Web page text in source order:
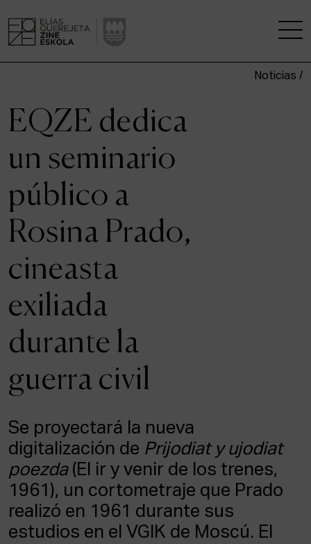
CENTRO DE INVESTIGACIÓN
ESTUDIOS
KINOFABRIKA
COMUNIDAD
LA CASA DEL CINE
ACTUALIDAD
Intranet
EUS ESP
Noticias /
EQZE dedica
un seminario
público a
Rosina Prado,
cineasta
exiliada
durante la
guerra civil
Se proyectará la nueva
digitalización de Prijodiat y ujodiat
poezda(El ir y venir de los trenes,
1961), un cortometraje que Prado
realizó en 1961 durante sus
estudios en el VGIK de Moscú. El